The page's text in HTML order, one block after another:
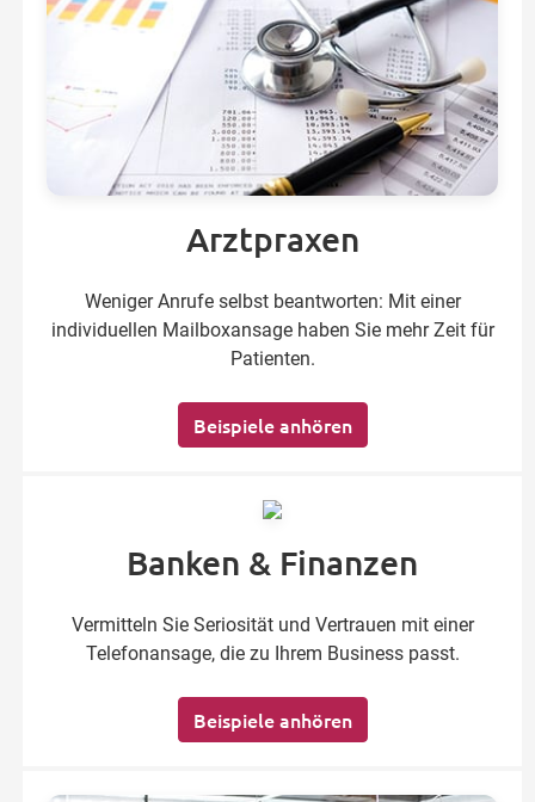
Arztpraxen
Weniger Anrufe selbst beantworten: Mit einer
individuellen Mailboxansage haben Sie mehr Zeit für
Patienten.
Beispiele anhören
Banken & Finanzen
Vermitteln Sie Seriosität und Vertrauen mit einer
Telefonansage, die zu Ihrem Business passt.
Beispiele anhören